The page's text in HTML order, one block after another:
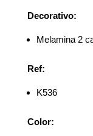
Decorativo:
Melamina 2
Ref:
K536
Color: